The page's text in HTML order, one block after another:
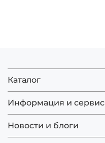
Каталог
Информация и сервис
Новости и блоги